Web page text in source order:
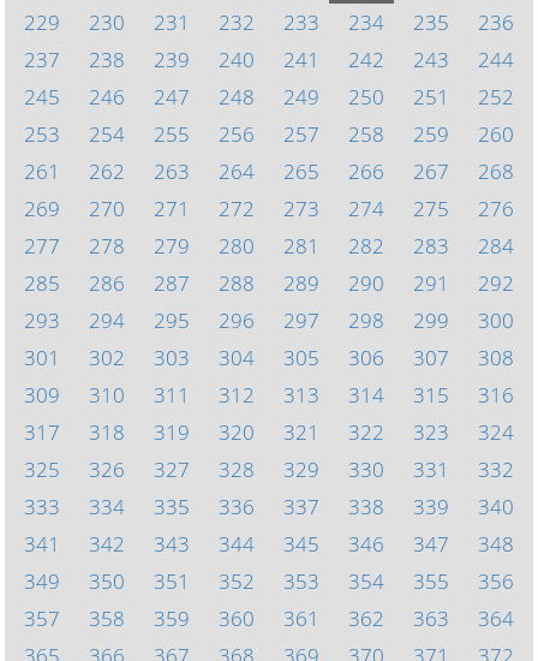
229
230 231 232 233 234 235
236
237
238 239 240 241 242 243
244
245
246 247 248 249 250 251
252
253
254 255 256 257 258 259
260
261
262 263 264 265 266 267
268
269
270 271 272 273 274 275
276
277
278 279 280 281 282 283
284
285
286 287 288 289 290 291
292
293
294 295 296 297 298 299
300
301
302 303 304 305 306 307
308
309
310 311 312 313 314 315
316
317
318 319 320 321 322 323
324
325
326 327 328 329 330 331
332
333
334 335 336 337 338 339
340
341
342 343 344 345 346 347
348
349
350 351 352 353 354 355
356
357
358 359 360 361 362 363
364